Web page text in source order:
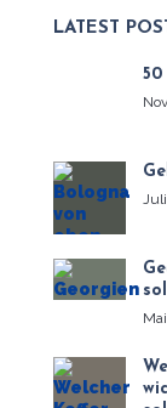
LATEST
50